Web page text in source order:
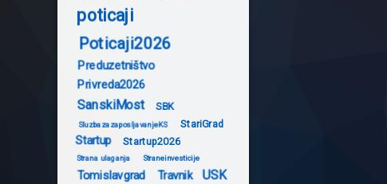
poticaji
Poticaji2026
Preduzetništvo
Privreda2026
SanskiMost SBK
SluzbazazaposljavanjeKS StariGrad
Startup Startup2026
Strana ulaganja Straneinvesticije
Tomislavgrad Travnik USK